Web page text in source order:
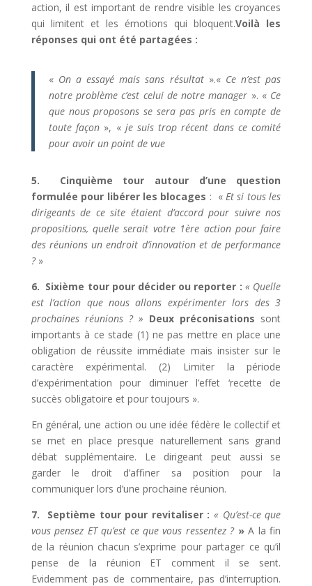
action, il est important de rendre visible les croyances
qui limitent et les émotions qui bloquent.Voilà les
réponses qui ont été partagées :
« On a essayé mais sans résultat ».« Ce n’est pas
notre problème c’est celui de notre manager ». « Ce
que nous proposons se sera pas pris en compte de
toute façon », « je suis trop récent dans ce comité
pour avoir un point de vue
5. Cinquième tour autour d’une question
formulée pour libérer les blocages : «Et si tous les
dirigeants de ce site étaient d’accord pour suivre nos
propositions, quelle serait votre 1ère action pour faire
des réunions un endroit d’innovation et de performance
? »
6. Sixième tour pour décider ou reporter : « Quelle
est l’action que nous allons expérimenter lors des 3
prochaines réunions ? » Deux préconisations sont
importants à ce stade (1) ne pas mettre en place une
obligation de réussite immédiate mais insister sur le
caractère expérimental. (2) Limiter la période
d’expérimentation pour diminuer l’effet ‘recette de
succès obligatoire et pour toujours ».
En général, une action ou une idée fédère le collectif et
se met en place presque naturellement sans grand
débat supplémentaire. Le dirigeant peut aussi se
garder le droit d’affiner sa position pour la
communiquer lors d’une prochaine réunion.
7. Septième tour pour revitaliser : « Qu’est-ce que
vous pensez ET qu’est ce que vous ressentez ?»A la fin
de la réunion chacun s’exprime pour partager ce qu’il
pense de la réunion ET comment il se sent.
Evidemment pas de commentaire, pas d’interruption.